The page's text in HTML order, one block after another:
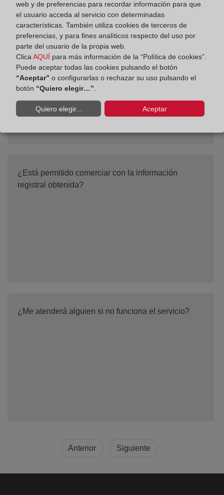
¿Es seguro dar el número de mi tarjeta de crédito?
¿Está permitido comerciar con la información
registral obtenida?
¿Me atenderá alguien si no funciona el servicio?
Anterior Siguiente
web y de preferencias para recordar información para que
el usuario acceda al servicio con determinadas
características. También utiliza cookies de terceros de
preferencias, y para fines analíticos respecto del uso por
parte del usuario de la propia web.
Clica AQUÍ para más información de la “Política de cookies”.
Puede aceptar todas las cookies pulsando el botón
“Aceptar” o configurarlas o rechazar su uso pulsando el
botón “Quiero elegir…”
Quiero elegir... Aceptar